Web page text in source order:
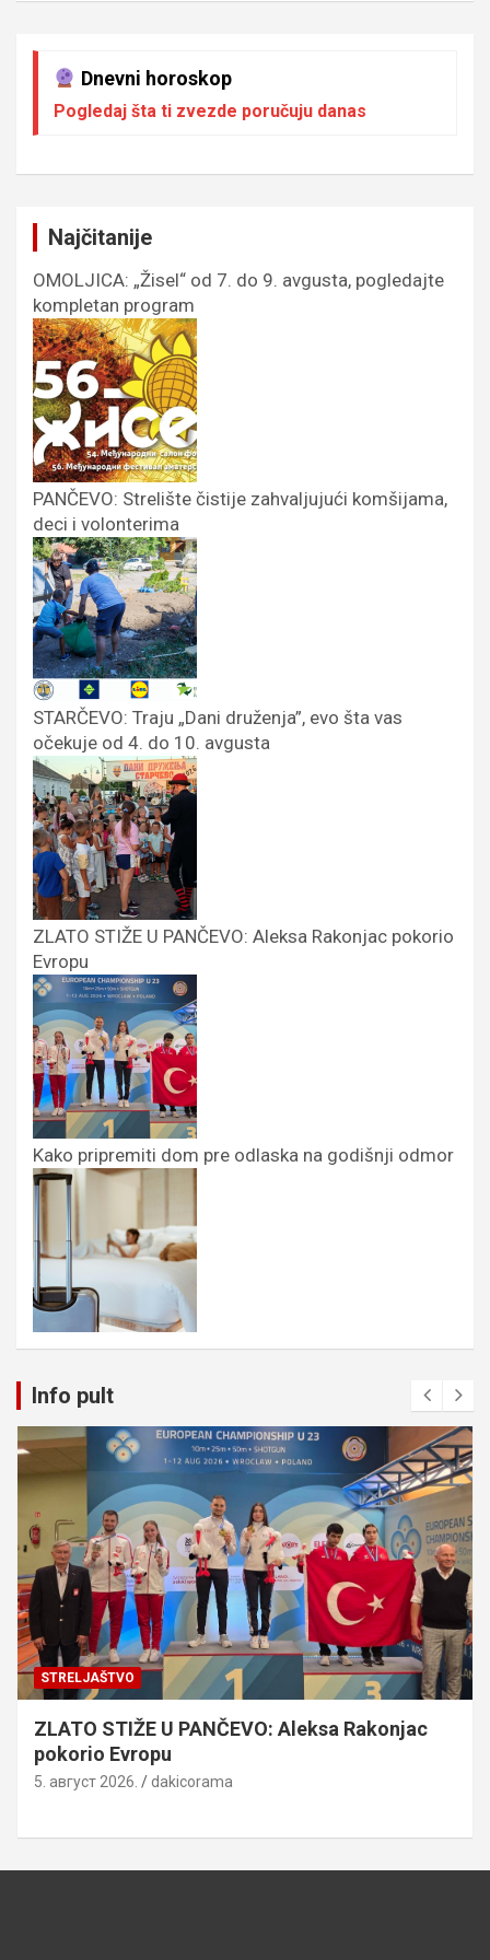
Dnevni horoskop
Pogledaj šta ti zvezde poručuju danas
Najčitanije
OMOLJICA: „Žisel“ od 7. do 9. avgusta, pogledajte
kompletan program
PANČEVO: Strelište čistije zahvaljujući komšijama,
deci i volonterima
STARČEVO: Traju „Dani druženja”, evo šta vas
očekuje od 4. do 10. avgusta
ZLATO STIŽE U PANČEVO: Aleksa Rakonjac pokorio
Evropu
Kako pripremiti dom pre odlaska na godišnji odmor
Info pult
STRELJAŠTVO
ZLATO STIŽE U PANČEVO: Aleksa Rakonjac
pokorio Evropu
5. август 2026. dakicorama